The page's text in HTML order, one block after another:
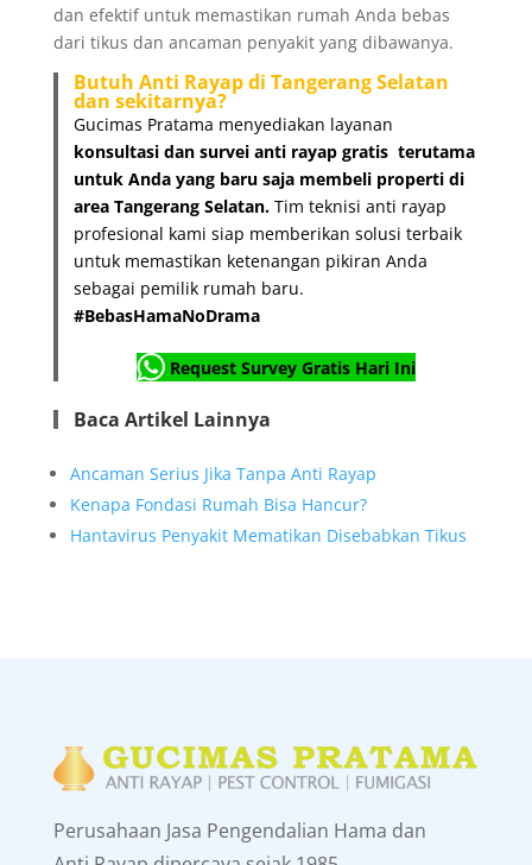
dan efektif untuk memastikan rumah Anda bebas
dari tikus dan ancaman penyakit yang dibawanya.
Butuh Anti Rayap di Tangerang Selatan
dan sekitarnya?
Gucimas Pratama menyediakan layanan
konsultasi dan survei anti rayap gratis terutama
untuk Anda yang baru saja membeli properti di
area Tangerang Selatan.Tim teknisi anti rayap
profesional kami siap memberikan solusi terbaik
untuk memastikan ketenangan pikiran Anda
sebagai pemilik rumah baru.
#BebasHamaNoDrama
Request Survey Gratis Hari Ini
Baca Artikel Lainnya
Ancaman Serius Jika Tanpa Anti Rayap
Kenapa Fondasi Rumah Bisa Hancur?
Hantavirus Penyakit Mematikan Disebabkan Tikus
Perusahaan Jasa Pengendalian Hama dan